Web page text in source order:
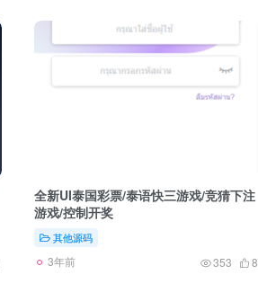
全新UI泰国彩票/泰语快三游戏/竞猜下注
游戏/控制开奖
其他源码
3年前 353 8